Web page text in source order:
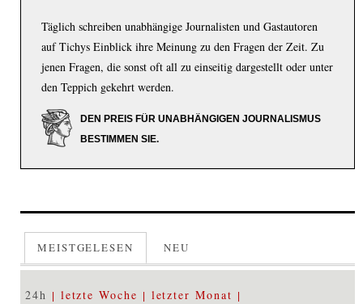
Täglich schreiben unabhängige Journalisten und Gastautoren
auf Tichys Einblick ihre Meinung zu den Fragen der Zeit. Zu
jenen Fragen, die sonst oft all zu einseitig dargestellt oder unter
den Teppich gekehrt werden.
DEN PREIS FÜR UNABHÄNGIGEN JOURNALISMUS
BESTIMMEN SIE.
MEISTGELESEN NEU
24h letzte Woche letzter Monat